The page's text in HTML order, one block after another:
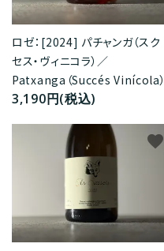
ロゼ：[2024] パチャンガ（スク
セス・ヴィニコラ）／
Patxanga（Succés Vinícola）
3,190円(税込)
favorite